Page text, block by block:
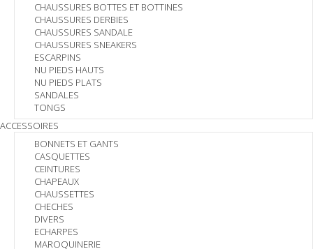
CHAUSSURES BOTTES ET BOTTINES
CHAUSSURES DERBIES
CHAUSSURES SANDALE
CHAUSSURES SNEAKERS
ESCARPINS
NU PIEDS HAUTS
NU PIEDS PLATS
SANDALES
TONGS
ACCESSOIRES
BONNETS ET GANTS
CASQUETTES
CEINTURES
CHAPEAUX
CHAUSSETTES
CHECHES
DIVERS
ECHARPES
MAROQUINERIE